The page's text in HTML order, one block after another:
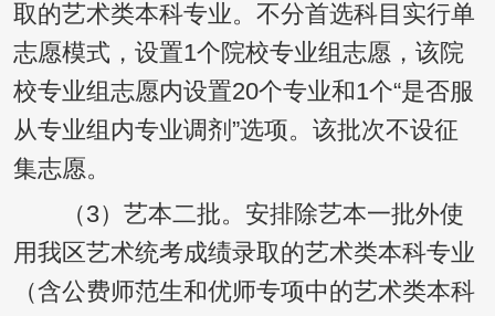
取的艺术类本科专业。不分首选科目实行单
志愿模式，设置1个院校专业组志愿，该院
校专业组志愿内设置20个专业和1个“是否服
从专业组内专业调剂”选项。该批次不设征
集志愿。
（3）艺本二批。安排除艺本一批外使
用我区艺术统考成绩录取的艺术类本科专业
（含公费师范生和优师专项中的艺术类本科